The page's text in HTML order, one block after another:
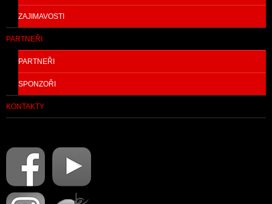
ZAJIMAVOSTI
PARTNEŘI
PARTNEŘI
SPONZOŘI
KONTAKTY